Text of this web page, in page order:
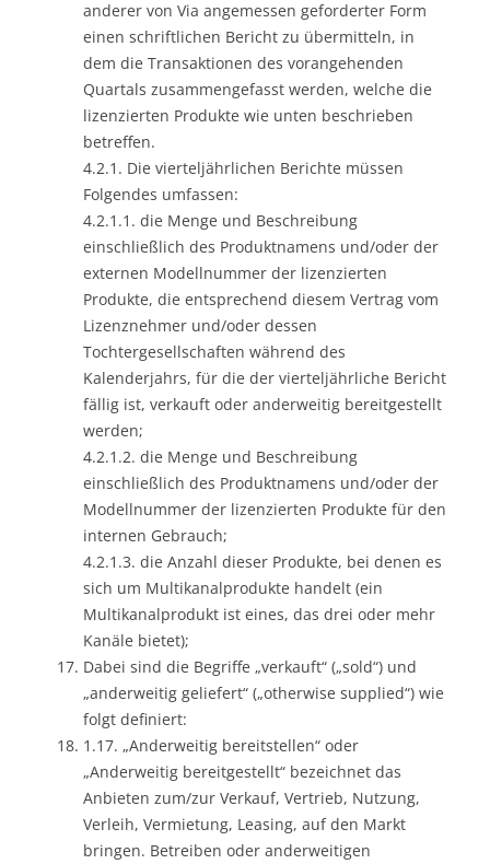
anderer von Via angemessen geforderter Form
einen schriftlichen Bericht zu übermitteln, in
dem die Transaktionen des vorangehenden
Quartals zusammengefasst werden, welche die
lizenzierten Produkte wie unten beschrieben
betreffen.
4.2.1. Die vierteljährlichen Berichte müssen
Folgendes umfassen:
4.2.1.1. die Menge und Beschreibung
einschließlich des Produktnamens und/oder der
externen Modellnummer der lizenzierten
Produkte, die entsprechend diesem Vertrag vom
Lizenznehmer und/oder dessen
Tochtergesellschaften während des
Kalenderjahrs, für die der vierteljährliche Bericht
fällig ist, verkauft oder anderweitig bereitgestellt
werden;
4.2.1.2. die Menge und Beschreibung
einschließlich des Produktnamens und/oder der
Modellnummer der lizenzierten Produkte für den
internen Gebrauch;
4.2.1.3. die Anzahl dieser Produkte, bei denen es
sich um Multikanalprodukte handelt (ein
Multikanalprodukt ist eines, das drei oder mehr
Kanäle bietet);
Dabei sind die Begriffe „verkauft“ („sold“) und
„anderweitig geliefert“ („otherwise supplied“) wie
folgt definiert:
1.17. „Anderweitig bereitstellen“ oder
„Anderweitig bereitgestellt“ bezeichnet das
Anbieten zum/zur Verkauf, Vertrieb, Nutzung,
Verleih, Vermietung, Leasing, auf den Markt
bringen. Betreiben oder anderweitigen